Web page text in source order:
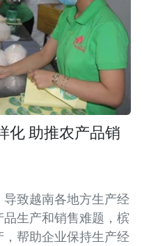
化 助推农产品销
致越南各地方生产经
生产和销售难题，槟
帮助企业保持生产经